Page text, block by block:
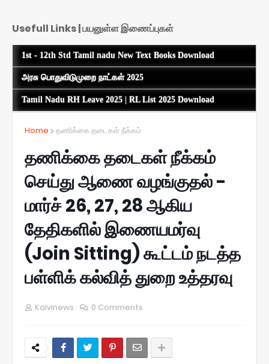
Usefull Links | பயனுள்ள இணைப்புகள்
1st - 12th Std Tamil nadu New Text Books Download
அரசு பொதுவிடுமுறை நாட்கள் 2025
Tamil Nadu RH Leave 2025 | RL List 2025 Download
Home தணிக்கை தடைகள் நீக்கம்
தணிக்கை தடைகள் நீக்கம்
செய்து ஆணை வழங்குதல் -
மார்ச் 26, 27, 28 ஆகிய
தேதிகளில் இணையமர்வு
(Join Sitting) கூட்டம் நடத்த
பள்ளிக் கல்வித் துறை உத்தரவு
Kalvinews 0 Comments